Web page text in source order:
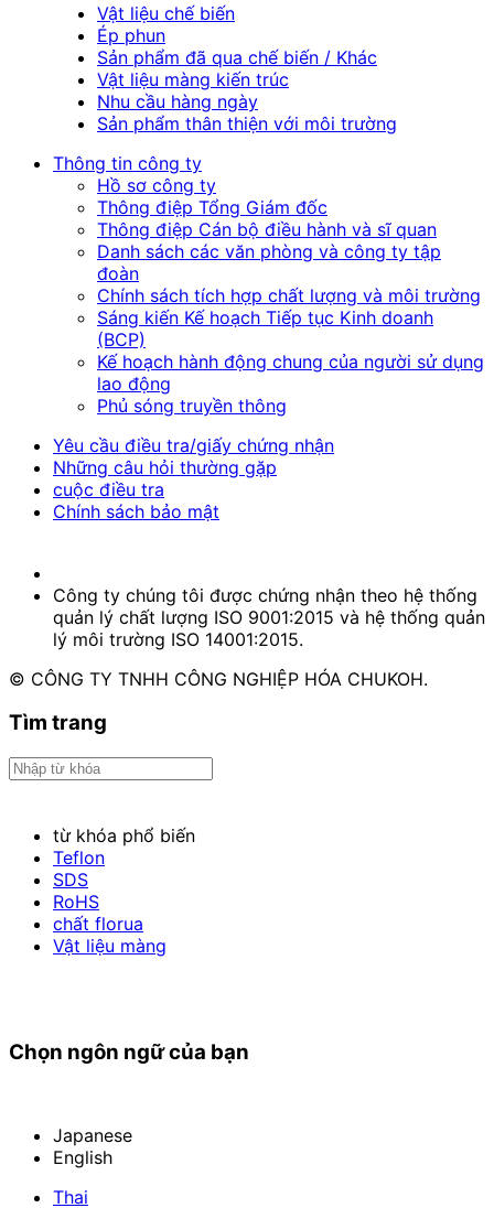
Vật liệu chế biến
Ép phun
Sản phẩm đã qua chế biến / Khác
Vật liệu màng kiến trúc
Nhu cầu hàng ngày
Sản phẩm thân thiện với môi trường
Thông tin công ty
Hồ sơ công ty
Thông điệp Tổng Giám đốc
Thông điệp Cán bộ điều hành và sĩ quan
Danh sách các văn phòng và công ty tập
đoàn
Chính sách tích hợp chất lượng và môi trường
Sáng kiến Kế hoạch Tiếp tục Kinh doanh
(BCP)
Kế hoạch hành động chung của người sử dụng
lao động
Phủ sóng truyền thông
Yêu cầu điều tra/giấy chứng nhận
Những câu hỏi thường gặp
cuộc điều tra
Chính sách bảo mật
Công ty chúng tôi được chứng nhận theo hệ thống
quản lý chất lượng ISO 9001:2015 và hệ thống quản
lý môi trường ISO 14001:2015.
© CÔNG TY TNHH CÔNG NGHIỆP HÓA CHUKOH.
Tìm trang
từ khóa phổ biến
Teflon
SDS
RoHS
chất florua
Vật liệu màng
Chọn ngôn ngữ của bạn
Japanese
English
Thai